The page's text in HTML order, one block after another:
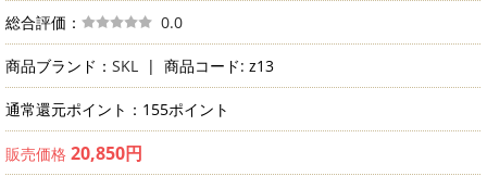
総合評価： 0.0
商品ブランド： SKL | 商品コード: z13
通常還元ポイント：155ポイント
販売価格 20,850円